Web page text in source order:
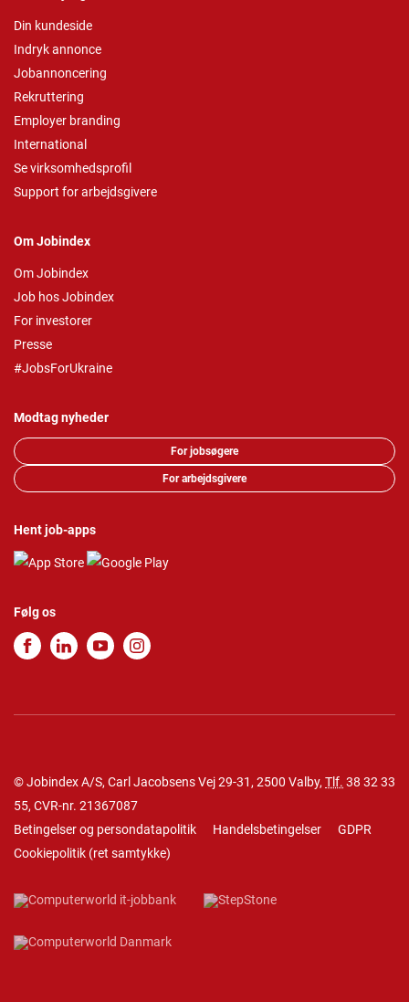
Din kundeside
Indryk annonce
Jobannoncering
Rekruttering
Employer branding
International
Se virksomhedsprofil
Support for arbejdsgivere
Om Jobindex
Om Jobindex
Job hos Jobindex
For investorer
Presse
#JobsForUkraine
Modtag nyheder
For jobsøgere
For arbejdsgivere
Hent job-apps
Følg os
© Jobindex A/S, Carl Jacobsens Vej 29-31, 2500 Valby, Tlf. 38 32 33
55, CVR-nr. 21367087
Betingelser og persondatapolitik
Handelsbetingelser
GDPR
Cookiepolitik (ret samtykke)